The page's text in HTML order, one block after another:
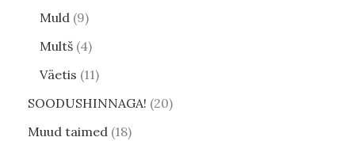
Muld 9
Multš 4
Väetis 11
SOODUSHINNAGA! 20
Muud taimed 18